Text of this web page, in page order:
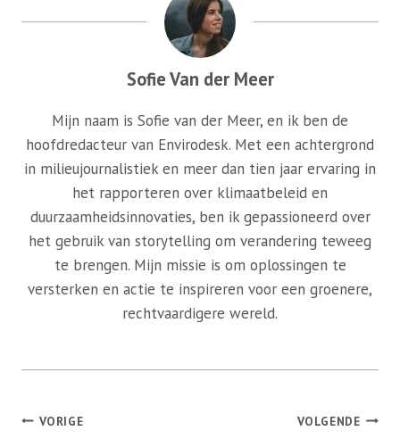
Sofie Van der Meer
Mijn naam is Sofie van der Meer, en ik ben de
hoofdredacteur van Envirodesk. Met een achtergrond
in milieujournalistiek en meer dan tien jaar ervaring in
het rapporteren over klimaatbeleid en
duurzaamheidsinnovaties, ben ik gepassioneerd over
het gebruik van storytelling om verandering teweeg
te brengen. Mijn missie is om oplossingen te
versterken en actie te inspireren voor een groenere,
rechtvaardigere wereld.
Bericht
VORIGE VOLGENDE